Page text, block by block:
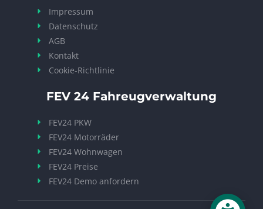
Impressum
Datenschutz
AGB
Kontakt
Cookie-Richtlinie
FEV 24 Fahreugverwaltung
FEV24 PKW
FEV24 Motorräder
FEV24 Wohnwagen
FEV24 Preise
FEV24 Demo anfordern